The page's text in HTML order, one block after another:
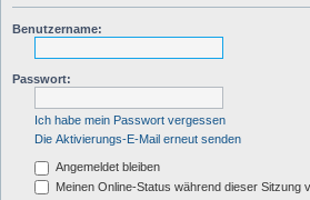
Benutzername:
Passwort:
Ich habe mein Passwort vergessen
Die Aktivierungs-E-Mail erneut senden
Angemeldet bleiben
Meinen Online-Status während dieser Sitzung